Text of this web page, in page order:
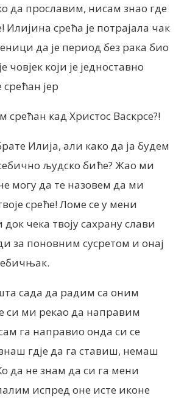
да прославим, нисам знао где
Илијина срећа је потрајала чак
да је период без рака био
човјек који је једноставно
јер
срећан кад Христос Васкрсе?!
Илија, али како да ја будем
људско биће? Жао ми
могу да те назовем да ми
среће! Ломе се у мени
чека твоју сахрану слави
за поновним сусретом и онај
сада да радим са оним
си ми рекао да направим
га направио онда си се
гдје да га ставиш, немаш
да не знам да си га мени
испред оне исте иконе